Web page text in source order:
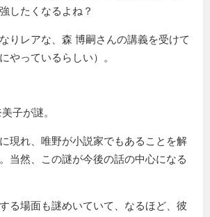
したくなるよね？
りレアな、森 博嗣さんの講義を受けて
っているらしい）。
子が謎。
現れ、唯野が小説家でもあることを解
当然、この謎が今後の話の中心になる
る場面も謎めいていて、なるほど、彼